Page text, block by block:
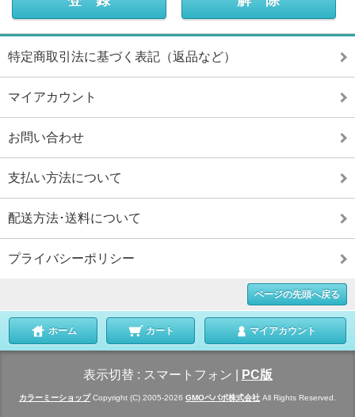
特定商取引法に基づく表記（返品など）
マイアカウント
お問い合わせ
支払い方法について
配送方法･送料について
プライバシーポリシー
ページの先頭へ戻る
ホーム カート マイアカウント
表示切替 : スマートフォン PC版
カラーミーショップCopyright (C) 2005-2026 GMOペパボ株式会社 All Rights Reserved.